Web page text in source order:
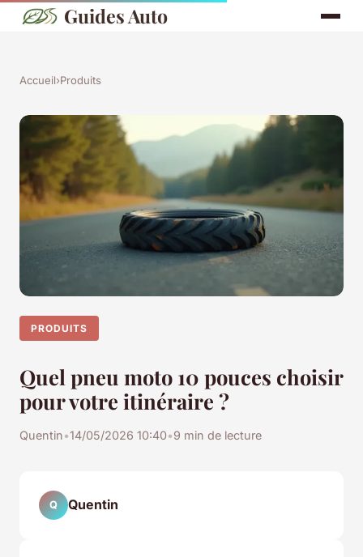
Guides Auto
Accueil›Produits
PRODUITS
Quel pneu moto 10 pouces choisir
pour votre itinéraire ?
Quentin•14/05/2026 10:40•9 min de lecture
Q Quentin